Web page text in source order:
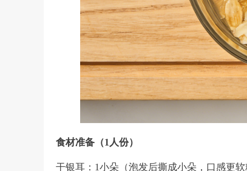
食材准备（1人份）
干银耳：1小朵（泡发后撕成小朵，口感更软